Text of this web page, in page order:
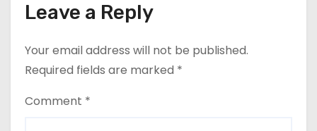
Leave a Reply
Your email address will not be published.
Required fields are marked *
Comment *